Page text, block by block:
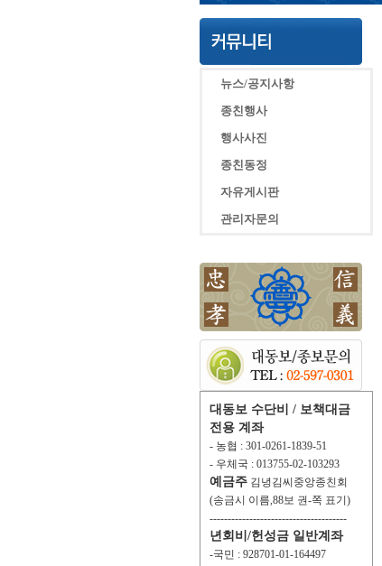
뉴스/공지사항
종친행사
행사사진
종친동정
자유게시판
관리자문의
대동보 수단비 / 보책대금
전용 계좌
- 농협 : 301-0261-1839-51
- 우체국 : 013755-02-103293
예금주 김녕김씨중앙종친회
(송금시 이름,88보 권-쪽 표기)
--------------------------------------
년회비/헌성금 일반계좌
-국민 : 928701-01-164497